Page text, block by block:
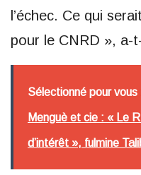
l’échec. Ce qui
pour le CNRD », a-
Sélectionné pour vous
Menguè et cie : « Le
d’intérêt », fulmine